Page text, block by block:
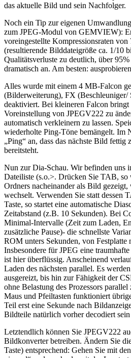
das aktuelle Bild und sein Nachfolger.
Noch ein Tip zur eigenen
zum JPEG-Modul von GEMVIEW):
voreingestellte Kompressionsraten
(resultierende Bilddateigröße ca. 1/10
Qualitätsverluste zu deutlich, über
dramatisch an. Am besten:
Alles wurde mit einem 4 MB-Falcon
(Bilderweiterung), FX (Beschleuniger/
deaktiviert. Bei kleineren Falcon bringt
Voreinstellung von JPEGV222 zu
automatisch verkleinern zu lassen.
wiederholte Ping-Töne bemängelt. Im
„Ping“ an, dass das nächste Bild fettig
bereitsteht.
Nun zur Dia-Schau. Wir befinden uns
Dateiliste (s.o.>. Drücken Sie TAB, so
Ordners nacheinander als Bild
wechselt. Verwenden Sie statt dessen
Taste, so startet eine automatische
Zeitabstand (z.B. 10 Sekunden). Bei
Minimal-Intervalle (Zeit zum Laden,
zusätzliche Pause)- die schnellste
ROM unters Sekunden, von Festplatte
Insbesondere für JPEG eine
ist hier überflüssig. Anscheinend
Laden des nächsten parallel. Es
ausgereizt, bis hin zur Fähigkeit der
ohne Belastung des Prozessors
Maus und Pfeiltasten funktioniert
Teil erst eine Sekunde nach
Bildteile natürlich vorher decodiert sein
Letztendlich können Sie JPEGV222
Bildkonverter betreiben. Ändern Sie
Taste) entsprechend: Gehen Sie mit